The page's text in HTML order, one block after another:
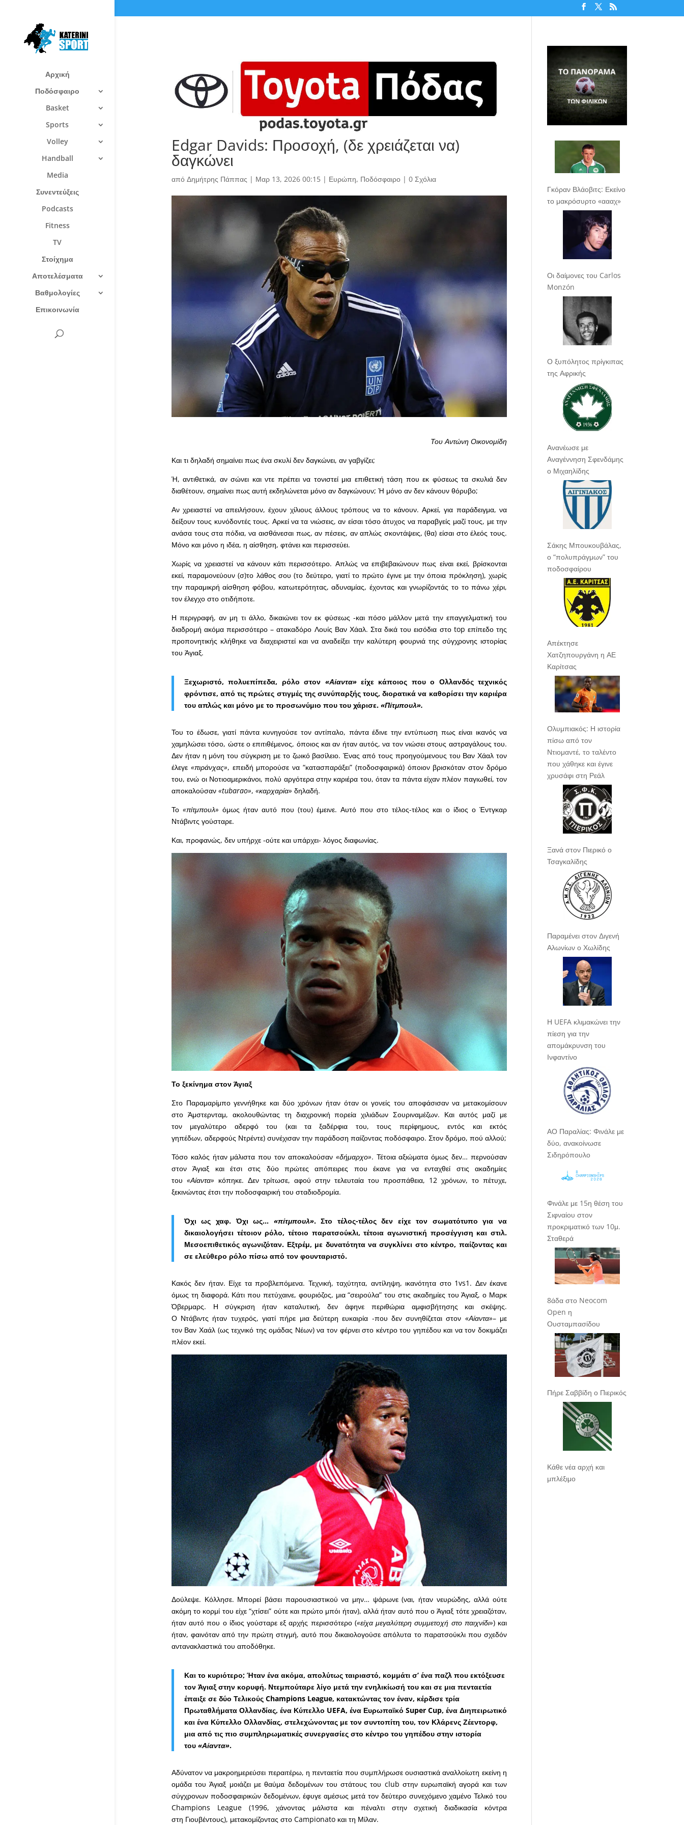
Αρχική
Ποδόσφαιρο
Basket
Sports
Volley
Handball
Media
Συνεντεύξεις
Podcasts
Fitness
TV
Στοίχημα
Αποτελέσματα
Βαθμολογίες
Επικοινωνία
Edgar Davids: Προσοχή, (δε χρειάζεται να)
δαγκώνει
από Δημήτρης Πάππας | Μαρ 13, 2026 00:15| Ευρώπη, Ποδόσφαιρο| 0 Σχόλια
Του Αντώνη Οικονομίδη
Και τι δηλαδή σημαίνει πως ένα σκυλί δεν δαγκώνει, αν γαβγίζει;
Ή, αντιθετικά, αν σώνει και ντε πρέπει να τονιστεί μια επιθετική τάση που εκ φύσεως τα σκυλιά δεν
διαθέτουν, σημαίνει πως αυτή εκδηλώνεται μόνο αν δαγκώνουν; Ή μόνο αν δεν κάνουν θόρυβο;
Αν χρειαστεί να απειλήσουν, έχουν χίλιους άλλους τρόπους να το κάνουν. Αρκεί, για παράδειγμα, να
δείξουν τους κυνόδοντές τους. Αρκεί να τα νιώσεις, αν είσαι τόσο άτυχος να παραβγείς μαζί τους, με την
ανάσα τους στα πόδια, να αισθάνεσαι πως, αν πέσεις, αν απλώς σκοντάψεις, (θα) είσαι στο έλεός τους.
Μόνο και μόνο η ιδέα, η αίσθηση, φτάνει και περισσεύει.
Χωρίς να χρειαστεί να κάνουν κάτι περισσότερο. Απλώς να επιβεβαιώνουν πως είναι εκεί, βρίσκονται
εκεί, παραμονεύουν (σ)το λάθος σου (το δεύτερο, γιατί το πρώτο έγινε με την όποια πρόκληση), χωρίς
την παραμικρή αίσθηση φόβου, κατωτερότητας, αδυναμίας, έχοντας και γνωρίζοντάς το το πάνω χέρι,
τον έλεγχο στο οτιδήποτε.
Η περιγραφή, αν μη τι άλλο, δικαιώνει τον εκ φύσεως -και πόσο μάλλον μετά την επαγγελματική του
διαδρομή ακόμα περισσότερο – ατακαδόρο Λουίς Βαν Χάαλ. Στα δικά του εισόδια στο top επίπεδο της
προπονητικής κλήθηκε να διαχειριστεί και να αναδείξει την καλύτερη φουρνιά της σύγχρονης ιστορίας
του Άγιαξ.
Ξεχωριστό, πολυεπίπεδα, ρόλο στον «Αίαντα»είχε κάποιος που ο Ολλανδός τεχνικός
φρόντισε, από τις πρώτες στιγμές της συνύπαρξής τους, διορατικά να καθορίσει την καριέρα
του απλώς και μόνο με το προσωνύμιο που του χάρισε. «Πίτμπουλ».
Του το έδωσε, γιατί πάντα κυνηγούσε τον αντίπαλο, πάντα έδινε την εντύπωση πως είναι ικανός να
χαμηλώσει τόσο, ώστε ο επιτιθέμενος, όποιος και αν ήταν αυτός, να τον νιώσει στους αστραγάλους του.
Δεν ήταν η μόνη του σύγκριση με το ζωικό βασίλειο. Ένας από τους προηγούμενους του Βαν Χάαλ τον
έλεγε «πιράνχας», επειδή μπορούσε να “κατασπαράξει” (ποδοσφαιρικά) όποιον βρισκόταν στον δρόμο
του, ενώ οι Νοτιοαμερικάνοι, πολύ αργότερα στην καριέρα του, όταν τα πάντα είχαν πλέον παγιωθεί, τον
αποκαλούσαν «tubarao», «καρχαρία» δηλαδή.
Το«πίτμπουλ»όμως ήταν αυτό που (του) έμεινε. Αυτό που στο τέλος-τέλος και ο ίδιος ο Έντγκαρ
Ντάβιντς γούσταρε.
Και, προφανώς, δεν υπήρχε -ούτε και υπάρχει- λόγος διαφωνίας.
Το ξεκίνημα στον Άγιαξ
Στο Παραμαρίμπο γεννήθηκε και δύο χρόνων ήταν όταν οι γονείς του αποφάσισαν να μετακομίσουν
στο Άμστερνταμ, ακολουθώντας τη διαχρονική πορεία χιλιάδων Σουριναμέζων. Και αυτός μαζί με
τον μεγαλύτερο αδερφό του (και τα ξαδέρφια του, τους περίφημους, εντός και εκτός
γηπέδων, αδερφούς Ντρέντε) συνέχισαν την παράδοση παίζοντας ποδόσφαιρο. Στον δρόμο, πού αλλού;
Τόσο καλός ήταν μάλιστα που τον αποκαλούσαν «δήμαρχο». Τέτοια αξιώματα όμως δεν… περνούσαν
στον Άγιαξ και έτσι στις δύο πρώτες απόπειρες που έκανε για να ενταχθεί στις ακαδημίες
του «Αίαντα» κόπηκε. Δεν τρίτωσε, αφού στην τελευταία του προσπάθεια, 12 χρόνων, το πέτυχε,
ξεκινώντας έτσι την ποδοσφαιρική του σταδιοδρομία.
Όχι ως χαφ. Όχι ως… «πίτμπουλ». Στο τέλος-τέλος δεν είχε τον σωματότυπο για να
δικαιολογήσει τέτοιον ρόλο, τέτοιο παρατσούκλι, τέτοια αγωνιστική προσέγγιση και στιλ.
Μεσοεπιθετικός αγωνιζόταν. Εξτρέμ, με δυνατότητα να συγκλίνει στο κέντρο, παίζοντας και
σε ελεύθερο ρόλο πίσω από τον φουνταριστό.
Κακός δεν ήταν. Είχε τα προβλεπόμενα. Τεχνική, ταχύτητα, αντίληψη, ικανότητα στο 1vs1. Δεν έκανε
όμως τη διαφορά. Κάτι που πετύχαινε, φουριόζος, μια “σειρούλα” του στις ακαδημίες του Άγιαξ, ο Μαρκ
Όβερμαρς. Η σύγκριση ήταν καταλυτική, δεν άφηνε περιθώρια αμφισβήτησης και σκέψης.
Ο Ντάβιντς ήταν τυχερός, γιατί πήρε μια δεύτερη ευκαιρία -που δεν συνηθίζεται στον «Αίαντα»– με
τον Βαν Χαάλ (ως τεχνικό της ομάδας Νέων) να τον φέρνει στο κέντρο του γηπέδου και να τον δοκιμάζει
πλέον εκεί.
Δούλεψε. Κόλλησε. Μπορεί βάσει παρουσιαστικού να μην… ψάρωνε (ναι, ήταν νευρώδης, αλλά ούτε
ακόμη το κορμί του είχε “χτίσει” ούτε και πρώτο μπόι ήταν), αλλά ήταν αυτό που ο Άγιαξ τότε χρειαζόταν,
ήταν αυτό που ο ίδιος γούσταρε εξ αρχής περισσότερο («είχα μεγαλύτερη συμμετοχή στο παιχνίδι») και
ήταν, φαινόταν από την πρώτη στιγμή, αυτό που δικαιολογούσε απόλυτα το παρατσούκλι που σχεδόν
αντανακλαστικά του αποδόθηκε.
Και το κυριότερο; Ήταν ένα ακόμα, απολύτως ταιριαστό, κομμάτι σ’ ένα παζλ που εκτόξευσε
τον Άγιαξ στην κορυφή. Ντεμπούταρε λίγο μετά την ενηλικίωσή του και σε μια πενταετία
έπαιξε σε δύο Τελικούς Champions League, κατακτώντας τον έναν, κέρδισε τρία
Πρωταθλήματα Ολλανδίας, ένα Κύπελλο UEFA, ένα Ευρωπαϊκό Super Cup, ένα Διηπειρωτικό
και ένα Κύπελλο Ολλανδίας, στελεχώνοντας με τον συντοπίτη του, τον Κλάρενς Ζέεντορφ,
μια από τις πιο συμπληρωματικές συνεργασίες στο κέντρο του γηπέδου στην ιστορία
του «Αίαντα».
Αδύνατον να μακροημερεύσει περαιτέρω, η πενταετία που συμπλήρωσε ουσιαστικά αναλλοίωτη εκείνη η
ομάδα του Άγιαξ μοιάζει με θαύμα δεδομένων του στάτους του club στην ευρωπαϊκή αγορά και των
σύγχρονων ποδοσφαιρικών δεδομένων, έφυγε αμέσως μετά τον δεύτερο συνεχόμενο χαμένο Τελικό του
Champions League (1996, χάνοντας μάλιστα και πέναλτι στην σχετική διαδικασία κόντρα
στη Γιουβέντους), μετακομίζοντας στο Campionato και τη Μίλαν.
Γκόραν Βλάοβιτς: Εκείνο
το μακρόσυρτο «αααχ»
Οι δαίμονες του Carlos
Monzón
Ο ξυπόλητος πρίγκιπας
της Αφρικής
Ανανέωσε με
Αναγέννηση Σφενδάμης
ο Μιχαηλίδης
Σάκης Μπουκουβάλας,
ο “πολυπράγμων” του
ποδοσφαίρου
Απέκτησε
Χατζηπουργάνη η ΑΕ
Καρίτσας
Ολυμπιακός: Η ιστορία
πίσω από τον
Ντιομαντέ, το ταλέντο
που χάθηκε και έγινε
χρυσάφι στη Ρεάλ
Ξανά στον Πιερικό ο
Τσαγκαλίδης
Παραμένει στον Διγενή
Αλωνίων ο Χωλίδης
Η UEFA κλιμακώνει την
πίεση για την
απομάκρυνση του
Ινφαντίνο
ΑΟ Παραλίας: Φινάλε με
δύο, ανακοίνωσε
Σιδηρόπουλο
Φινάλε με 15η θέση του
Σιφναίου στον
προκριματικό των 10μ.
Σταθερά
8άδα στο Neocom
Open η
Ουσταμπασίδου
Πήρε Σαββίδη ο Πιερικός
Κάθε νέα αρχή και
μπλέξιμο